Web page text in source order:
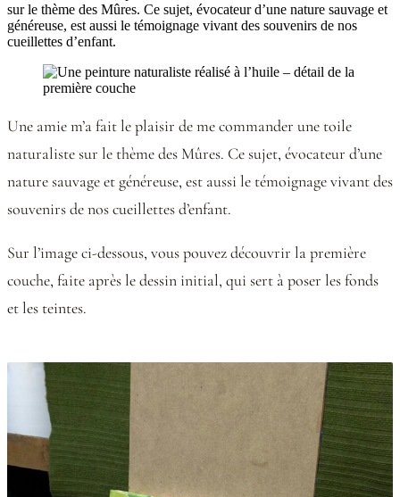
sur le thème des Mûres. Ce sujet, évocateur d’une nature sauvage et
généreuse, est aussi le témoignage vivant des souvenirs de nos
cueillettes d’enfant.
Une amie m’a fait le plaisir de me commander une toile
naturaliste sur le thème des Mûres. Ce sujet, évocateur d’une
nature sauvage et généreuse, est aussi le témoignage vivant des
souvenirs de nos cueillettes d’enfant.
Sur l’image ci-dessous, vous pouvez découvrir la première
couche, faite après le dessin initial, qui sert à poser les fonds
et les teintes.